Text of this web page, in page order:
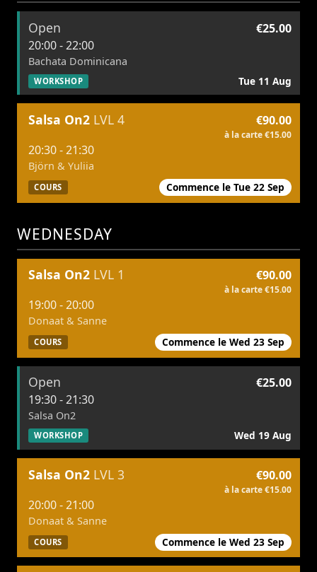
Open
€25.00
20:00 - 22:00
Bachata Dominicana
WORKSHOP Tue 11 Aug
Salsa On2 LVL 4 €90.00
à la carte €15.00
20:30 - 21:30
Björn & Yuliia
COURS Commence le Tue 22 Sep
WEDNESDAY
Salsa On2 LVL 1 €90.00
à la carte €15.00
19:00 - 20:00
Donaat & Sanne
COURS Commence le Wed 23 Sep
Open
€25.00
19:30 - 21:30
Salsa On2
WORKSHOP Wed 19 Aug
Salsa On2 LVL 3 €90.00
à la carte €15.00
20:00 - 21:00
Donaat & Sanne
COURS Commence le Wed 23 Sep